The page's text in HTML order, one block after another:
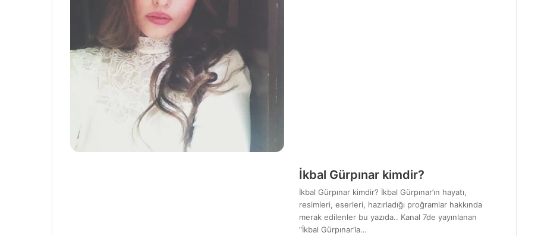
İkbal Gürpınar kimdir?
İkbal Gürpınar kimdir? İkbal Gürpınar’ın hayatı,
resimleri, eserleri, hazırladığı proğramlar hakkında
merak edilenler bu yazıda.. Kanal 7de yayınlanan
“İkbal Gürpınar’la…